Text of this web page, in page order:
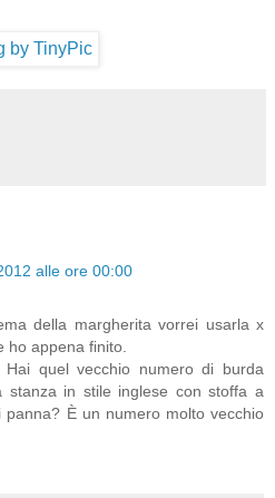
alle ore 00:00
della margherita vorrei usarla x
ho appena finito.
Hai quel vecchio numero di burda
stanza in stile inglese con stoffa a
È un numero molto vecchio